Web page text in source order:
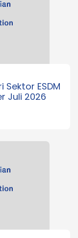
ESDM
Juli 2026